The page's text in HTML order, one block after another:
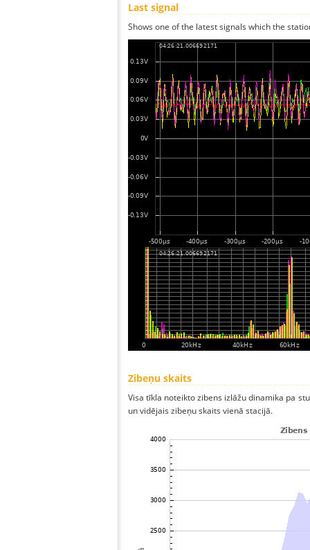
Last signal
Shows one of the latest signals which the
Zibeņu skaits
Visa tīkla noteikto zibens izlāžu dinamika pa
un vidējais zibeņu skaits vienā stacijā.